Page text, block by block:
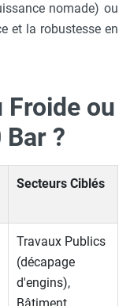
nomade) ou
et la robustesse en
Froide ou
Bar ?
Secteurs Ciblés
Travaux Publics
(décapage
d'engins),